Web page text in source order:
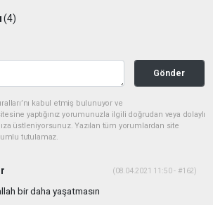
(4)
Gönder
kabul etmiş bulunuyor ve
yaptığınız yorumunuzla ilgili doğrudan veya dolaylı
üstleniyorsunuz. Yazılan tüm yorumlardan site
tutulamaz.
(08.04.2021 11:50 - #162)
bir daha yaşatmasın